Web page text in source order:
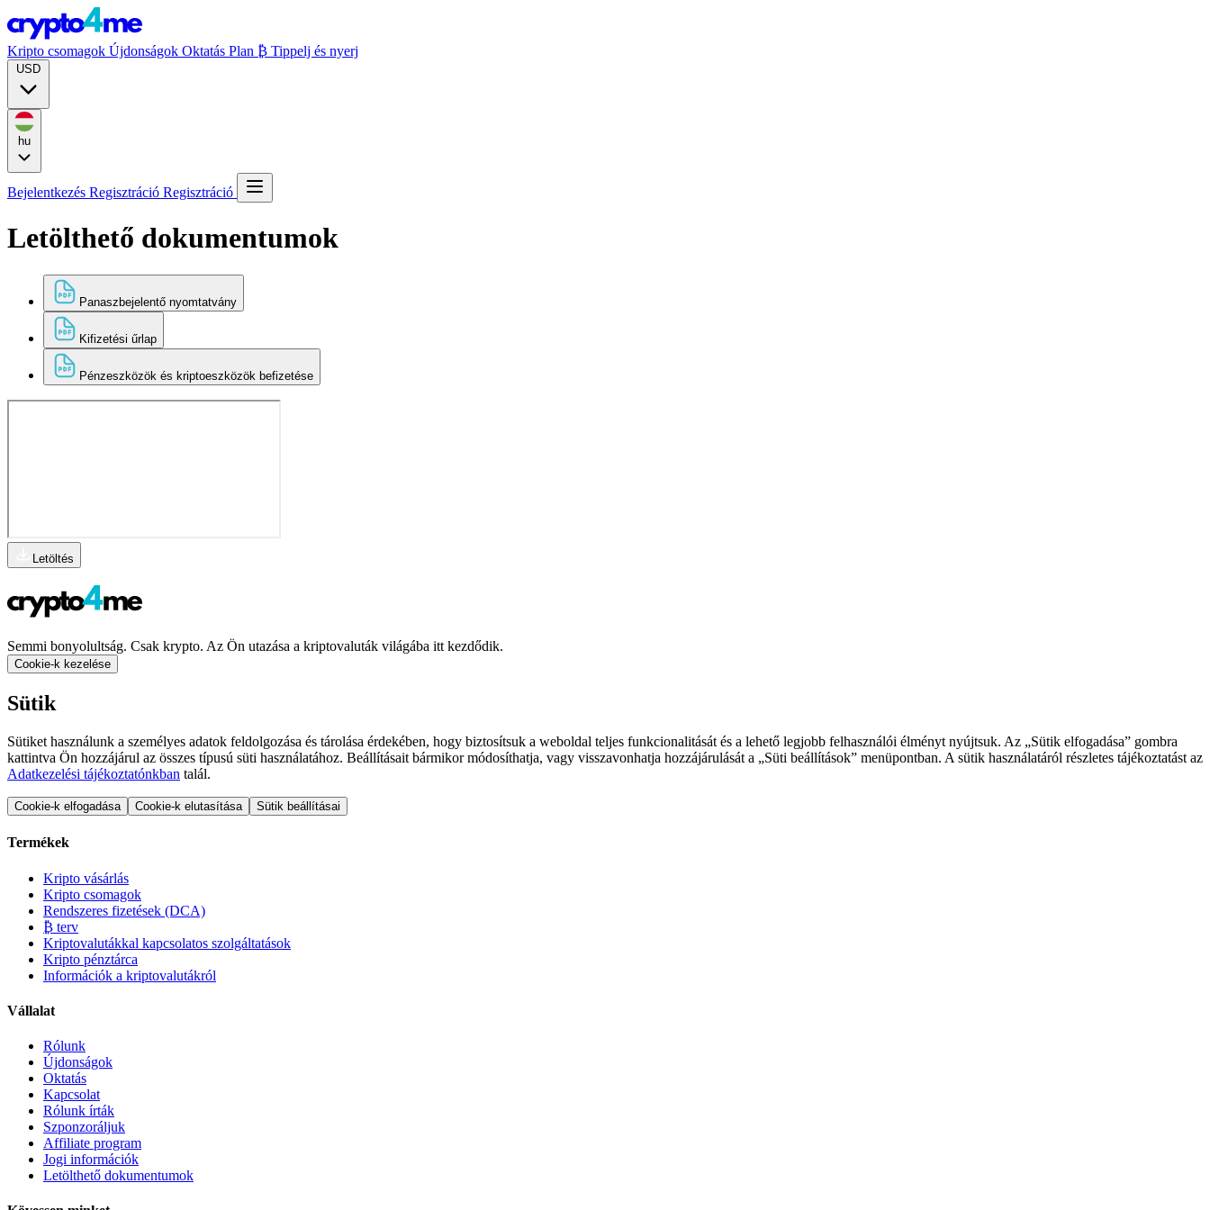
Kripto csomagok Újdonságok Oktatás Plan ₿ Tippelj és nyerj
Bejelentkezés Regisztráció Regisztráció
Letölthető dokumentumok
Panaszbejelentő nyomtatvány
Kifizetési űrlap
Pénzeszközök és kriptoeszközök befizetése
Letöltés
Semmi bonyolultság. Csak krypto. Az Ön utazása a kriptovaluták világába itt kezdődik.
Cookie-k kezelése
Sütik
Sütiket használunk a személyes adatok feldolgozása és tárolása érdekében, hogy biztosítsuk a weboldal teljes funkcionalitását és a lehető legjobb felhasználói élményt nyújtsuk. Az „Sütik elfogadása” gombra
kattintva Ön hozzájárul az összes típusú süti használatához. Beállításait bármikor módosíthatja, vagy visszavonhatja hozzájárulását a „Süti beállítások” menüpontban. A sütik használatáról részletes tájékoztatást az
Adatkezelési tájékoztatónkban talál.
Cookie-k elfogadása Cookie-k elutasítása Sütik beállításai
Termékek
Kripto vásárlás
Kripto csomagok
Rendszeres fizetések (DCA)
₿ terv
Kriptovalutákkal kapcsolatos szolgáltatások
Kripto pénztárca
Információk a kriptovalutákról
Vállalat
Rólunk
Újdonságok
Oktatás
Kapcsolat
Rólunk írták
Szponzoráljuk
Affiliate program
Jogi információk
Letölthető dokumentumok